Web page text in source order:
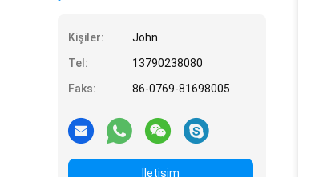
Kişiler:
John
Tel:
13790238080
Faks:
86-0769-81698005
İletişim